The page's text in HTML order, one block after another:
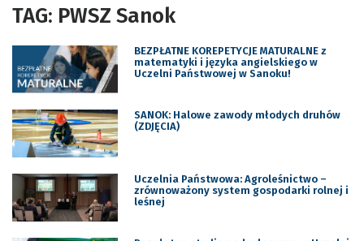
TAG: PWSZ Sanok
BEZPŁATNE KOREPETYCJE MATURALNE z
matematyki i języka angielskiego w
Uczelni Państwowej w Sanoku!
SANOK: Halowe zawody młodych druhów
(ZDJĘCIA)
Uczelnia Państwowa: Agroleśnictwo –
zrównoważony system gospodarki rolnej i
leśnej